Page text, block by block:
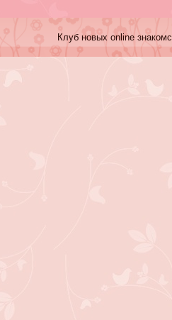
Клуб новых online